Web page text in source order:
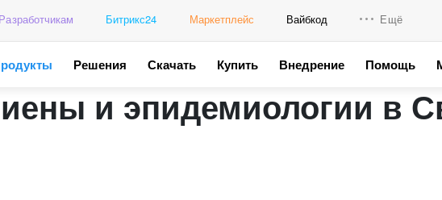
Разработчикам Битрикс24 Маркетплейс Вайбкод Ещё
Промо
Решения Скачать Купить Внедрение Помощь
и эпидемиологии в